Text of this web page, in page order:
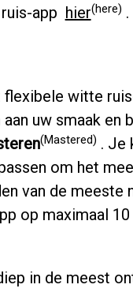
app hier(here) .
witte
uw smaak
(Mastered) . Je
om het
van de meeste
op maximaal
in de meest